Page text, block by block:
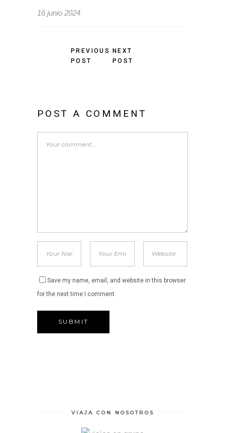
16 junio 2024
PREVIOUS
POST
NEXT
POST
POST A COMMENT
Save my name, email, and website in this browser
for the next time I comment.
VIAJA CON NOSOTROS